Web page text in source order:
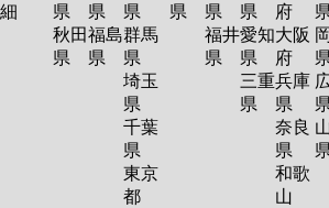
細
県
秋田
県
県
福島
県
県
群馬
県
埼玉
県
千葉
県
東京
都
県 県
福井
県
県
愛知
県
三重
県
府
大阪
府
兵庫
県
奈良
県
和歌
山